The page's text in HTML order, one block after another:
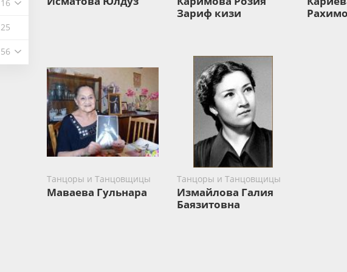
16
25
56
Зариф кизи
Танцоры и Танцовщицы
Маваева Гульнара
Танцоры и Танцовщицы
Измайлова Галия
Баязитовна